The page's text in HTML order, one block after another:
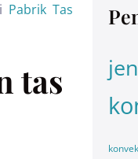
Pabrik Tas
tas